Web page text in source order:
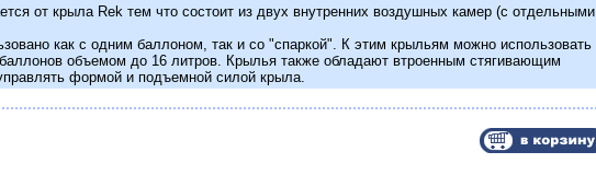
от крыла Rek тем что состоит из двух внутренних воздушных камер (с отдельными
как с одним баллоном, так и со "спаркой". К этим крыльям можно использовать
объемом до 16 литров. Крылья также обладают втроенным стягивающим
формой и подъемной силой крыла.